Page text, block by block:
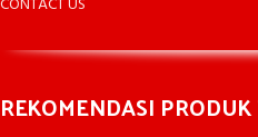
REKOMENDASI